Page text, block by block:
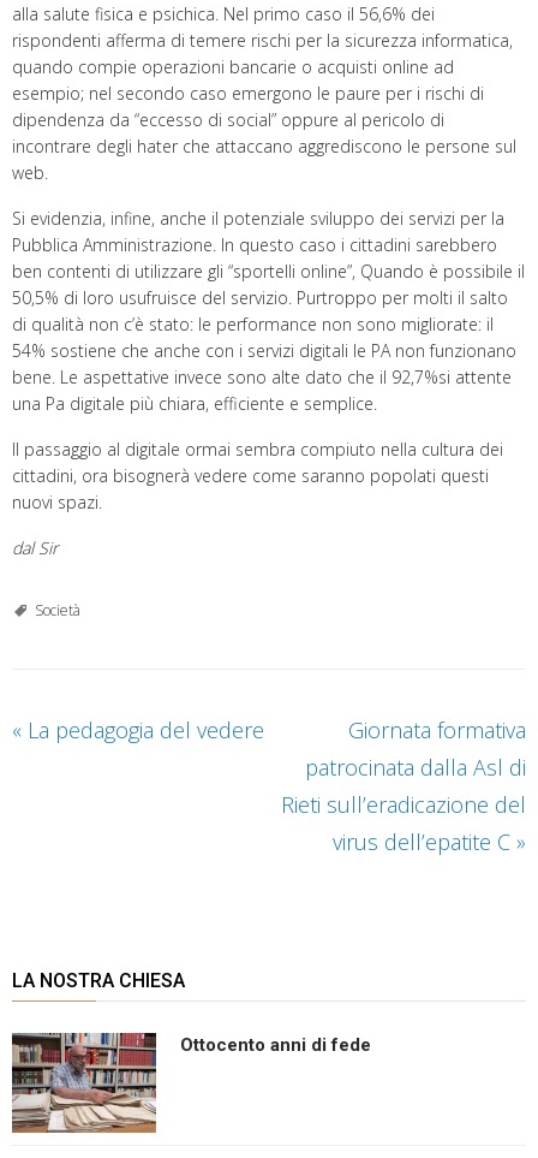
alla salute fisica e psichica. Nel primo caso il 56,6% dei
rispondenti afferma di temere rischi per la sicurezza informatica,
quando compie operazioni bancarie o acquisti online ad
esempio; nel secondo caso emergono le paure per i rischi di
dipendenza da “eccesso di social” oppure al pericolo di
incontrare degli hater che attaccano aggrediscono le persone sul
web.
Si evidenzia, infine, anche il potenziale sviluppo dei servizi per la
Pubblica Amministrazione. In questo caso i cittadini sarebbero
ben contenti di utilizzare gli “sportelli online”, Quando è possibile il
50,5% di loro usufruisce del servizio. Purtroppo per molti il salto
di qualità non c’è stato: le performance non sono migliorate: il
54% sostiene che anche con i servizi digitali le PA non funzionano
bene. Le aspettative invece sono alte dato che il 92,7%si attente
una Pa digitale più chiara, efficiente e semplice.
Il passaggio al digitale ormai sembra compiuto nella cultura dei
cittadini, ora bisognerà vedere come saranno popolati questi
nuovi spazi.
dal Sir
Società
« La pedagogia del vedere
Giornata formativa
patrocinata dalla Asl di
Rieti sull’eradicazione del
virus dell’epatite C »
LA NOSTRA CHIESA
Ottocento anni di fede